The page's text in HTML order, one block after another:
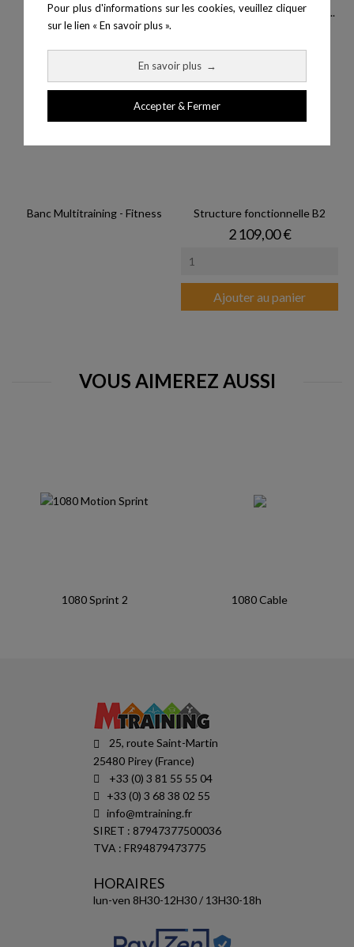
Pour plus d'informations sur les cookies, veuillez cliquer
sur le lien « En savoir plus ».
En savoir plus →
Accepter & Fermer
Banc réglable inclinable -... LAROQ - Vélo droit série 16 -...
Banc Multitraining - Fitness Structure fonctionnelle B2
Prix
2 109,00 €
Ajouter au panier
VOUS AIMEREZ AUSSI
1080 Sprint 2 1080 Cable
25, route Saint-Martin
25480 Pirey (France)
+33 (0) 3 81 55 55 04
+33 (0) 3 68 38 02 55
info@mtraining.fr
SIRET : 87947377500036
TVA : FR94879473775
HORAIRES
lun-ven 8H30-12H30 / 13H30-18h